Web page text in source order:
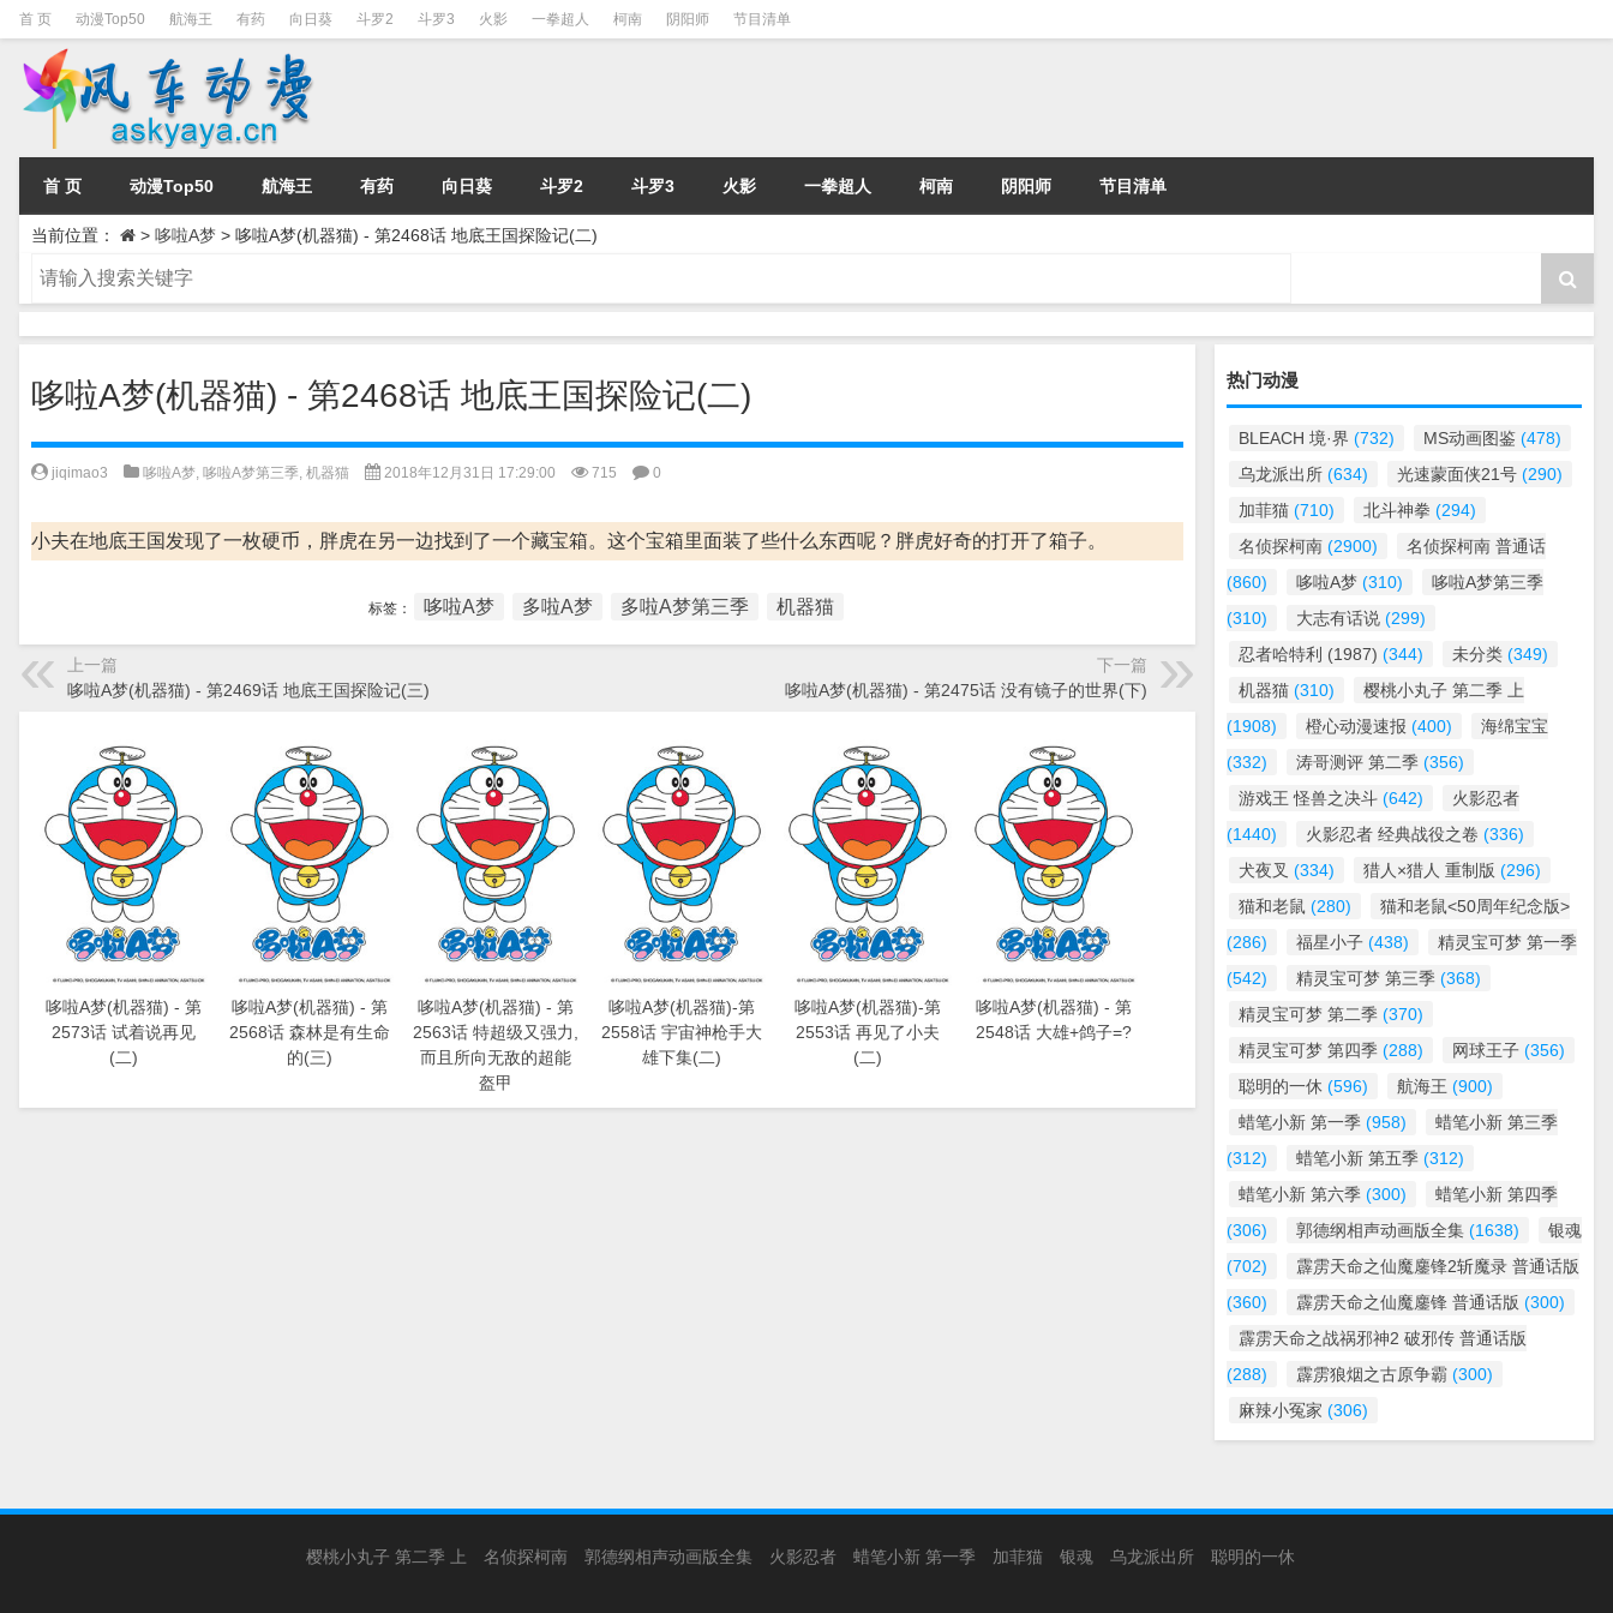
首 页 动漫Top50 航海王 有药 向日葵 斗罗2 斗罗3 火影 一拳超人 柯南 阴阳师 节目清单
首 页 动漫Top50 航海王 有药 向日葵 斗罗2 斗罗3 火影 一拳超人 柯南 阴阳师 节目清单
当前位置： > 哆啦A梦 > 哆啦A梦(机器猫) - 第2468话 地底王国探险记(二)
哆啦A梦(机器猫) - 第2468话 地底王国探险记(二)
jiqimao3 哆啦A梦, 哆啦A梦第三季, 机器猫 2018年12月31日 17:29:00 715 0
小夫在地底王国发现了一枚硬币，胖虎在另一边找到了一个藏宝箱。这个宝箱里面装了些什么东西呢？胖虎好奇的打开了箱子。
标签： 哆啦A梦 多啦A梦 多啦A梦第三季 机器猫
上一篇
哆啦A梦(机器猫) - 第2469话 地底王国探险记(三)
下一篇
哆啦A梦(机器猫) - 第2475话 没有镜子的世界(下)
哆啦A梦(机器猫) - 第
2573话 试着说再见
(二)
哆啦A梦(机器猫) - 第
2568话 森林是有生命
的(三)
哆啦A梦(机器猫) - 第
2563话 特超级又强力,
而且所向无敌的超能
盔甲
哆啦A梦(机器猫)-第
2558话 宇宙神枪手大
雄下集(二)
哆啦A梦(机器猫)-第
2553话 再见了小夫
(二)
哆啦A梦(机器猫) - 第
2548话 大雄+鸽子=?
热门动漫
BLEACH 境·界 (732) MS动画图鉴 (478)
乌龙派出所 (634) 光速蒙面侠21号 (290)
加菲猫 (710) 北斗神拳 (294)
名侦探柯南 (2900)
名侦探柯南 普通话
(860)
哆啦A梦 (310)
哆啦A梦第三季
(310)
大志有话说 (299)
忍者哈特利 (1987) (344) 未分类 (349)
机器猫 (310)
樱桃小丸子 第二季 上
(1908)
橙心动漫速报 (400)
海绵宝宝
(332)
涛哥测评 第二季 (356)
游戏王 怪兽之决斗 (642)
火影忍者
(1440)
火影忍者 经典战役之卷 (336)
犬夜叉 (334) 猎人×猎人 重制版 (296)
猫和老鼠 (280)
猫和老鼠<50周年纪念版>
(286)
福星小子 (438)
精灵宝可梦 第一季
(542)
精灵宝可梦 第三季 (368)
精灵宝可梦 第二季 (370)
精灵宝可梦 第四季 (288) 网球王子 (356)
聪明的一休 (596) 航海王 (900)
蜡笔小新 第一季 (958)
蜡笔小新 第三季
(312)
蜡笔小新 第五季 (312)
蜡笔小新 第六季 (300)
蜡笔小新 第四季
(306)
郭德纲相声动画版全集 (1638)
银魂
(702)
霹雳天命之仙魔鏖锋2斩魔录 普通话版
(360)
霹雳天命之仙魔鏖锋 普通话版 (300)
霹雳天命之战祸邪神2 破邪传 普通话版
(288)
霹雳狼烟之古原争霸 (300)
麻辣小冤家 (306)
樱桃小丸子 第二季 上 名侦探柯南 郭德纲相声动画版全集 火影忍者 蜡笔小新 第一季 加菲猫 银魂 乌龙派出所 聪明的一休